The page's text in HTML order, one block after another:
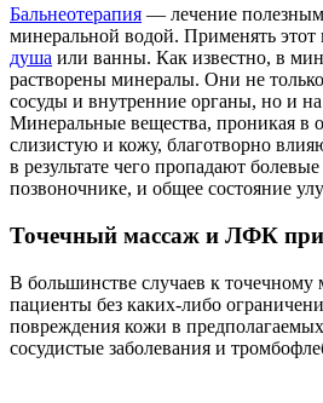
Бальнеотерапия — лечение
минеральной водой. Применять
душа или ванны. Как известно, в
растворены минералы. Они не
сосуды и внутренние органы, но и
Минеральные вещества, проникая в
слизистую и кожу, благотворно
в результате чего пропадают
позвоночнике, и общее состояние
Точечный массаж и ЛФК при
В большинстве случаев к точечному
пациенты без каких-либо
повреждения кожи в
сосудистые заболевания и